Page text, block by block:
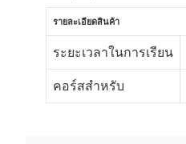
รายละเอียดสินค้า
ระยะเวลาในการเรียน
คอร์สสำหรับ